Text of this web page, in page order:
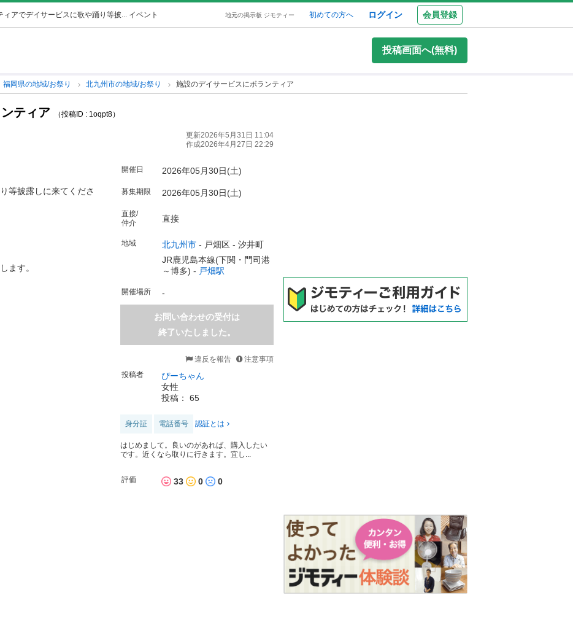
ィアでデイサービスに歌や踊り等披... イベント 地元の掲示板 ジモティー 初めての方へ ログイン 会員登録
投稿画面へ(無料)
福岡県の地域/お祭り 北九州市の地域/お祭り 施設のデイサービスにボランティア
ティア （投稿ID : 1oqpt8）
更新2026年5月31日 11:04
作成2026年4月27日 22:29
等披露しに来てくださ
ます。
開催日 2026年05月30日(土)
募集期限 2026年05月30日(土)
直接/
仲介
直接
地域 北九州市 - 戸畑区 - 汐井町
JR鹿児島本線(下関・門司港
～博多) - 戸畑駅
開催場所 -
お問い合わせの受付は
終了いたしました。
違反を報告
注意事項
投稿者
ぴーちゃん
女性
投稿： 65
身分証 電話番号 認証とは
はじめまして。良いのがあれば、購入したい
です。近くなら取りに行きます。宜し...
評価 33 0 0